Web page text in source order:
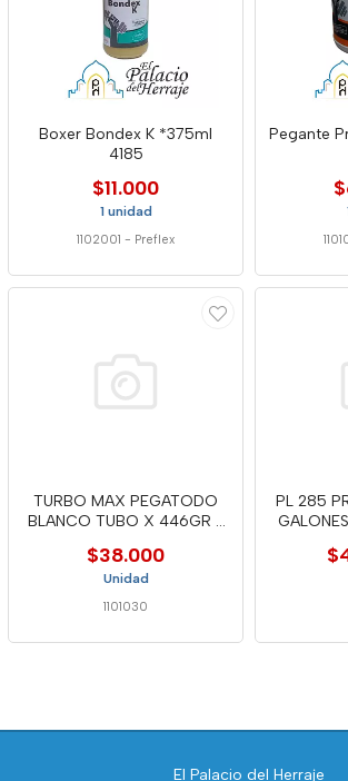
Boxer Bondex K *375ml
4185
$11.000
1 unidad
1102001 - Preflex
Pegante
TURBO MAX PEGATODO
BLANCO TUBO X 446GR -
$38.000
Unidad
1101030
PL 285
El Palacio del Herraje